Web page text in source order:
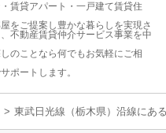
賃貸アパート・一戸建て賃貸住
をご提案し豊かな暮らしを実現さ
不動産賃貸仲介サービス事業を中
のことなら何でもお気軽にご相
ポートします。
> 東武日光線（栃木県）沿線にあ